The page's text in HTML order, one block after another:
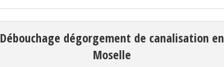
Débouchage dégorgement de canalisation en
Moselle